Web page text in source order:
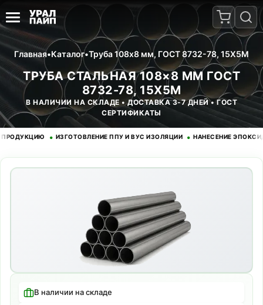
Главная•Каталог•Труба 108x8 мм, ГОСТ 8732-78, 15Х5М
ТРУБА СТАЛЬНАЯ 108×8 ММ ГОСТ
8732-78, 15Х5М
В НАЛИЧИИ НА СКЛАДЕ • ДОСТАВКА 3-7 ДНЕЙ • ГОСТ
СЕРТИФИКАТЫ
• ИЗГОТОВЛЕНИЕ ППУ И ВУС ИЗОЛЯЦИИ • НАНЕСЕНИЕ
В наличии на складе